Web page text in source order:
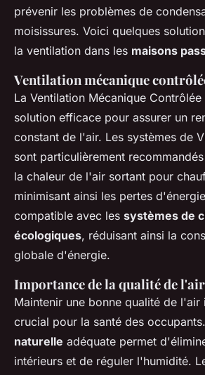
prévenir les problèmes de
moisissures. Voici quelques
la ventilation dans les maisons
Ventilation mécanique
La Ventilation Mécanique
solution efficace pour assurer un
constant de l'air. Les systèmes de
sont particulièrement
la chaleur de l'air sortant pour
minimisant ainsi les pertes
compatible avec les systèmes de
écologiques, réduisant ainsi la
globale d'énergie.
Importance de la qualité de
Maintenir une bonne qualité de l'air
crucial pour la santé des
naturelle adéquate permet
intérieurs et de réguler l'humidité.